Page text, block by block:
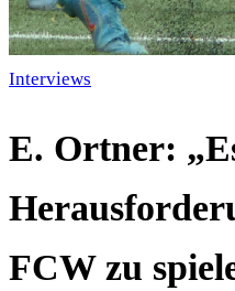
Interviews
E. Ortner:
FCW zu